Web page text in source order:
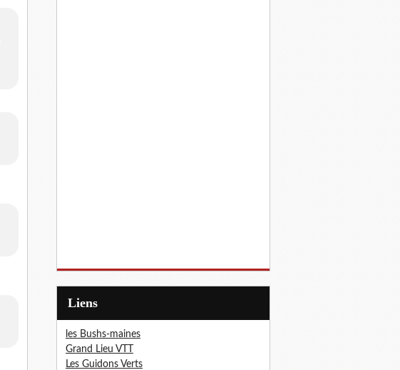
Liens
les Bushs-maines
Grand Lieu VTT
Les Guidons Verts